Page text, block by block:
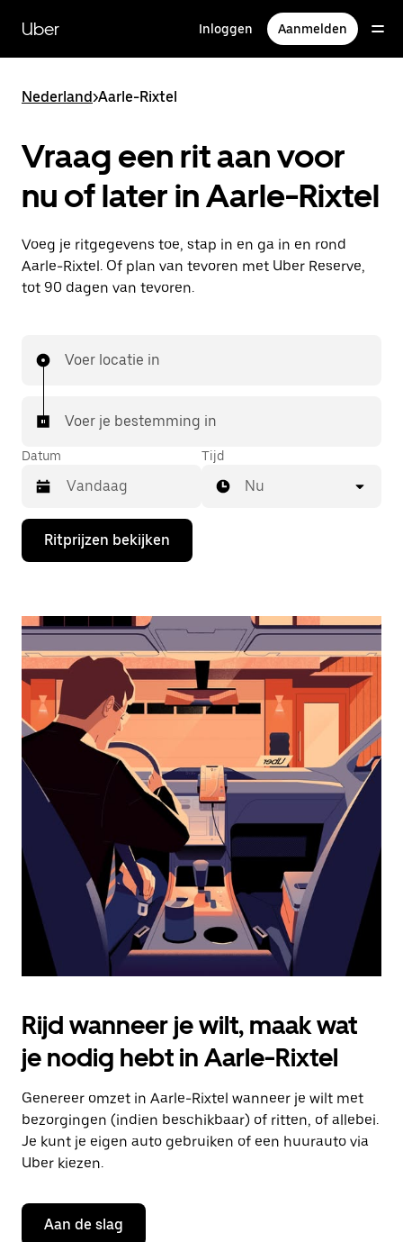
naar
hoofdinhoud
Uber Inloggen Aanmelden
Nederland>Aarle-Rixtel
Vraag een rit aan voor
nu of later in Aarle-Rixtel
Voeg je ritgegevens toe, stap in en ga in en rond
Aarle-Rixtel. Of plan van tevoren met Uber Reserve,
tot 90 dagen van tevoren.
Voer locatie in
Voer je bestemming in
Datum
Druk
de
de
te
openen
een
datum
te
selecteren.
Druk
Escape
agenda
te
sluiten.
Tijd
Nu
Ritprijzen bekijken
Rijd wanneer je wilt, maak wat
je nodig hebt in Aarle-Rixtel
Genereer omzet in Aarle-Rixtel wanneer je wilt met
bezorgingen (indien beschikbaar) of ritten, of allebei.
Je kunt je eigen auto gebruiken of een huurauto via
Uber kiezen.
Aan de slag